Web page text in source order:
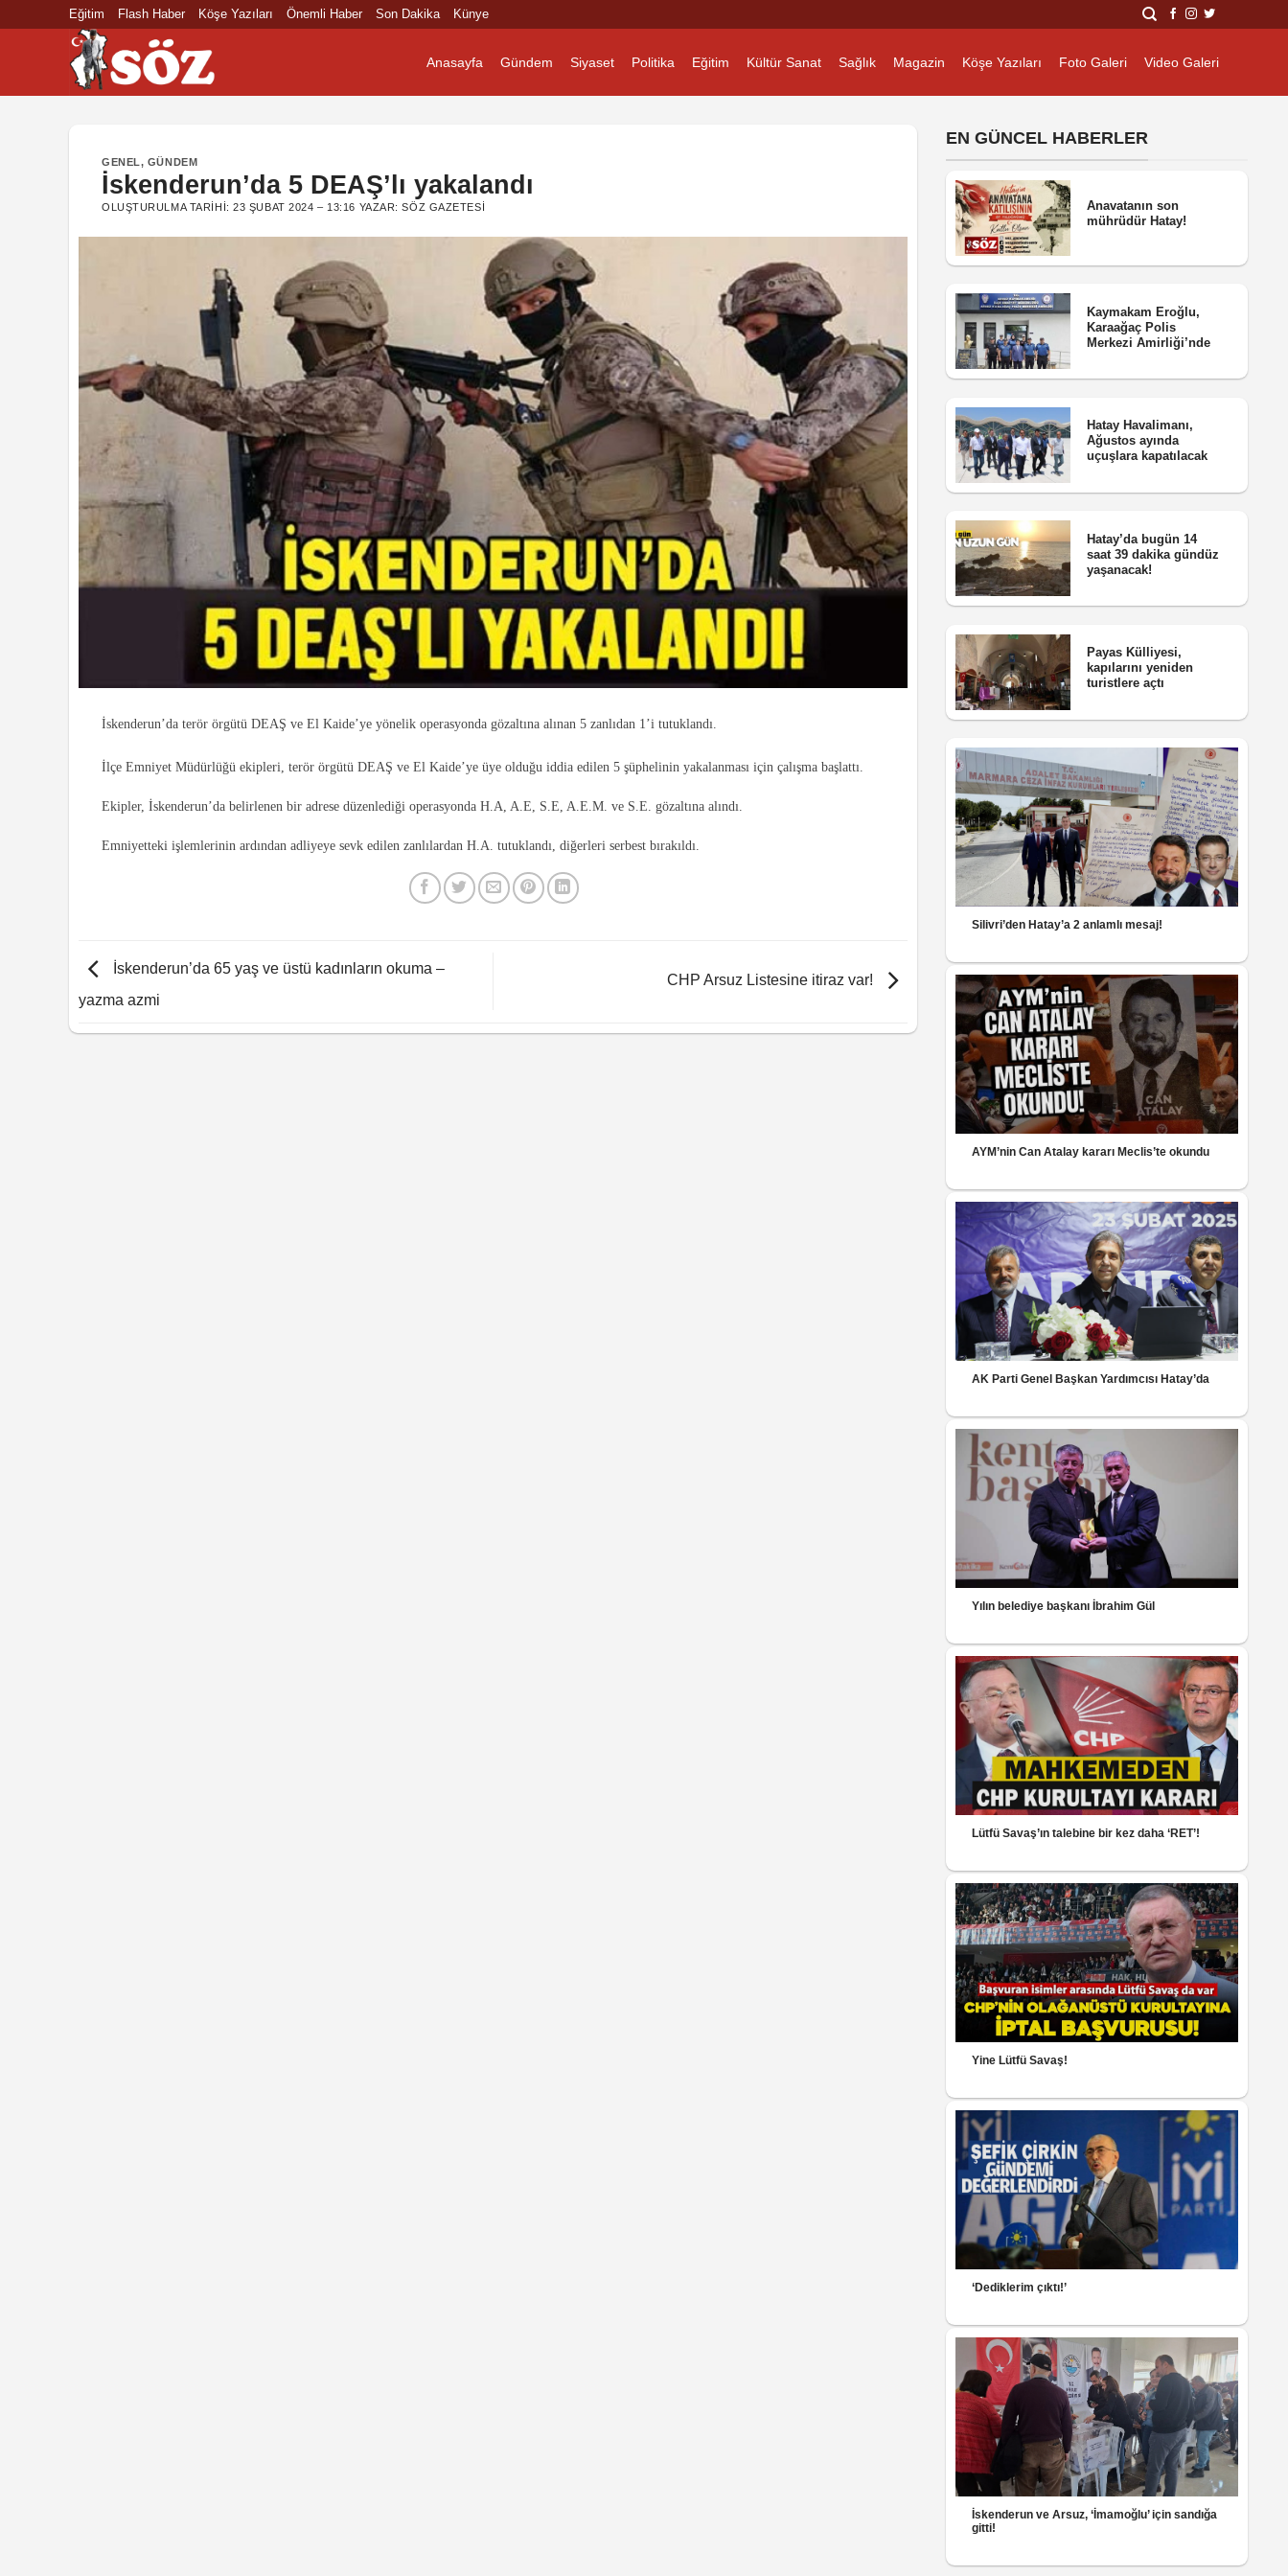
Eğitim Flash Haber Köşe Yazıları Önemli Haber Son Dakika Künye
Anasayfa Gündem Siyaset Politika Eğitim Kültür Sanat Sağlık Magazin Köşe Yazıları Foto Galeri Video Galeri
GENEL, GÜNDEM
İskenderun’da 5 DEAŞ’lı yakalandı
OLUŞTURULMA TARIHI:23 ŞUBAT 2024 – 13:16 YAZAR:SÖZ GAZETESI
İskenderun’da terör örgütü DEAŞ ve El Kaide’ye yönelik operasyonda gözaltına alınan 5 zanlıdan 1’i tutuklandı.
İlçe Emniyet Müdürlüğü ekipleri, terör örgütü DEAŞ ve El Kaide’ye üye olduğu iddia edilen 5 şüphelinin yakalanması için çalışma başlattı.
Ekipler, İskenderun’da belirlenen bir adrese düzenlediği operasyonda H.A, A.E, S.E, A.E.M. ve S.E. gözaltına alındı.
Emniyetteki işlemlerinin ardından adliyeye sevk edilen zanlılardan H.A. tutuklandı, diğerleri serbest bırakıldı.
İskenderun’da 65 yaş ve üstü kadınların okuma –
yazma azmi
CHP Arsuz Listesine itiraz var!
EN GÜNCEL HABERLER
Anavatanın son
mührüdür Hatay!
Kaymakam Eroğlu,
Karaağaç Polis
Merkezi Amirliği’nde
Hatay Havalimanı,
Ağustos ayında
uçuşlara kapatılacak
Hatay’da bugün 14
saat 39 dakika gündüz
yaşanacak!
Payas Külliyesi,
kapılarını yeniden
turistlere açtı
Silivri’den Hatay’a 2 anlamlı mesaj!
AYM’nin Can Atalay kararı Meclis’te okundu
AK Parti Genel Başkan Yardımcısı Hatay’da
Yılın belediye başkanı İbrahim Gül
Lütfü Savaş’ın talebine bir kez daha ‘RET’!
Yine Lütfü Savaş!
‘Dediklerim çıktı!’
İskenderun ve Arsuz, ‘İmamoğlu’ için sandığa
gitti!